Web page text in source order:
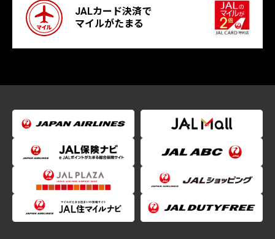
JALカード決済で
マイルがたまる